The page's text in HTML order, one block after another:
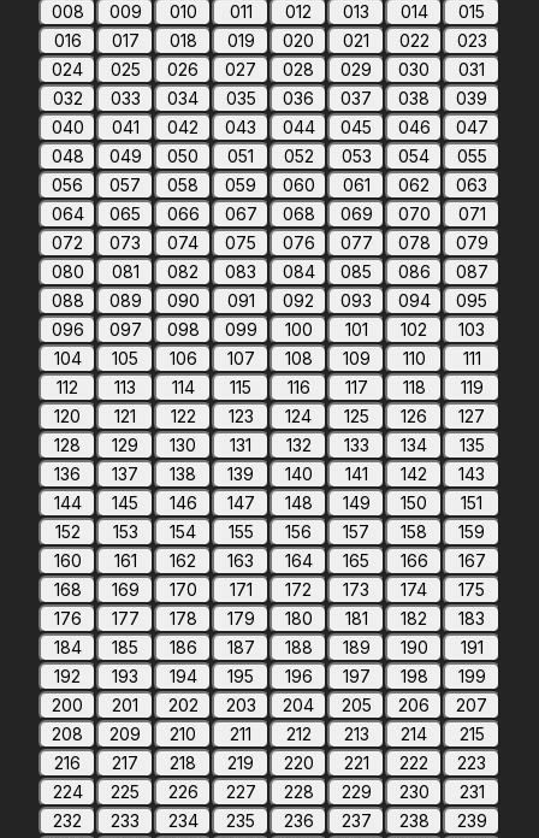
008
009 010 011 012 013 014
015
016
017 018 019 020 021 022
023
024
025 026 027 028 029 030
031
032
033 034 035 036 037 038
039
040
041 042 043 044 045 046
047
048
049 050 051 052 053 054
055
056
057 058 059 060 061 062
063
064
065 066 067 068 069 070
071
072
073 074 075 076 077 078
079
080
081 082 083 084 085 086
087
088
089 090 091 092 093 094
095
096
097 098 099 100 101 102
103
104
105 106 107 108 109 110
111
112
113 114 115 116 117 118
119
120
121 122 123 124 125 126
127
128
129 130 131 132 133 134
135
136
137 138 139 140 141 142
143
144
145 146 147 148 149 150
151
152
153 154 155 156 157 158
159
160
161 162 163 164 165 166
167
168
169 170 171 172 173 174
175
176
177 178 179 180 181 182
183
184
185 186 187 188 189 190
191
192
193 194 195 196 197 198
199
200
201 202 203 204 205 206
207
208
209 210 211 212 213 214
215
216
217 218 219 220 221 222
223
224
225 226 227 228 229 230
231
232
233 234 235 236 237 238
239